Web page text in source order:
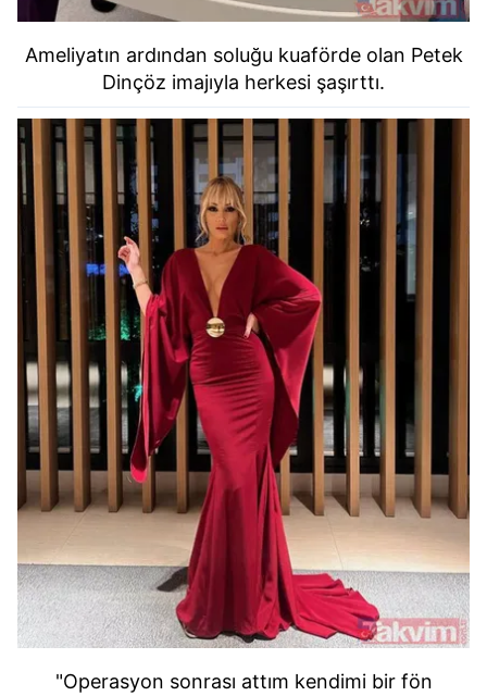
Ameliyatın ardından soluğu kuaförde olan Petek
Dinçöz imajıyla herkesi şaşırttı.
"Operasyon sonrası attım kendimi bir fön